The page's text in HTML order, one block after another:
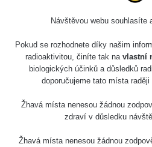
Energetická
γ Ano 3.54
Návštěvou webu souhlasíte
Pokud se rozhodnete díky našim
radioaktivitou, činíte tak na vlastní
biologických účinků a důsledků
doporučujeme tato místa
Žhavá místa nenesou žádnou
zdraví v důsledku
Žhavá místa nenesou žádnou